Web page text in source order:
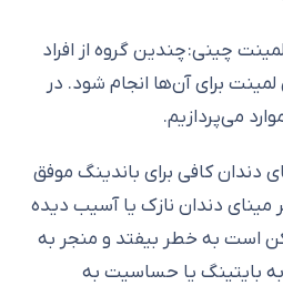
چینی: چندین گروه از افراد
لمینت برای آن‌ها انجام شود. در
می‌پردازیم.
دندان کافی برای باندینگ موفق
مینای دندان نازک یا آسیب دیده
است به خطر بیفتد و منجر به
بایتینگ یا حساسیت به